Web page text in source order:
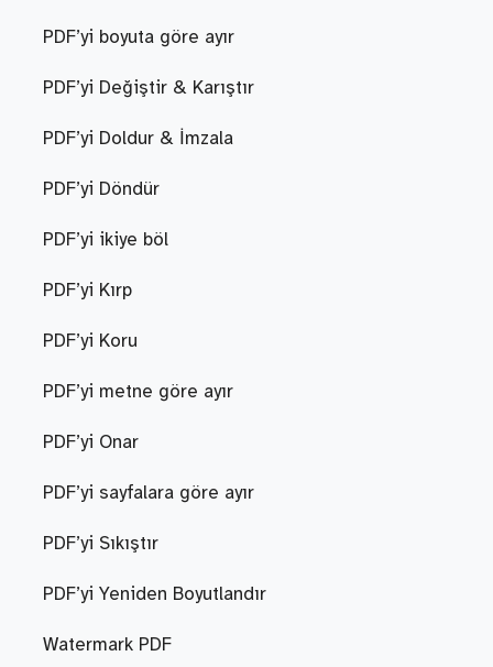
PDF’yi boyuta göre ayır
PDF’yi Değiştir & Karıştır
PDF’yi Doldur & İmzala
PDF’yi Döndür
PDF’yi ikiye böl
PDF’yi Kırp
PDF’yi Koru
PDF’yi metne göre ayır
PDF’yi Onar
PDF’yi sayfalara göre ayır
PDF’yi Sıkıştır
PDF’yi Yeniden Boyutlandır
Watermark PDF